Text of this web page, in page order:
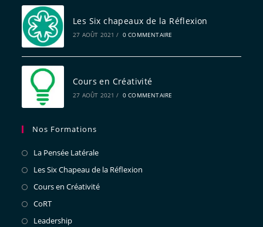
Les Six chapeaux de la Réflexion
27 AOÛT 2021 / 0 COMMENTAIRE
Cours en Créativité
27 AOÛT 2021 / 0 COMMENTAIRE
Nos Formations
La Pensée Latérale
Les Six Chapeau de la Réflexion
Cours en Créativité
CoRT
Leadership